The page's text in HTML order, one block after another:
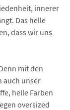
innerer
Das helle
dass wir uns
mit den
auch unser
helle Farben
oversized